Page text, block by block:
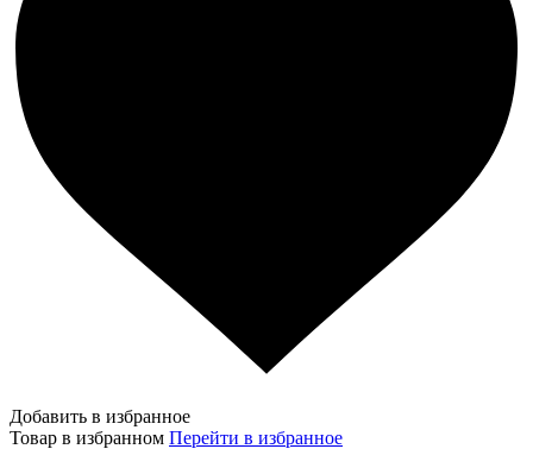
Добавить в избранное
Товар в избранном Перейти в избранное